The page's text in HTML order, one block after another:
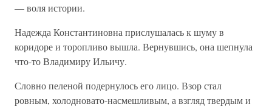
— воля истории.
Надежда Константиновна прислушалась к шуму в
коридоре и торопливо вышла. Вернувшись, она шепнула
что-то Владимиру Ильичу.
Словно пеленой подернулось его лицо. Взор стал
ровным, холодновато-насмешливым, а взгляд твердым и